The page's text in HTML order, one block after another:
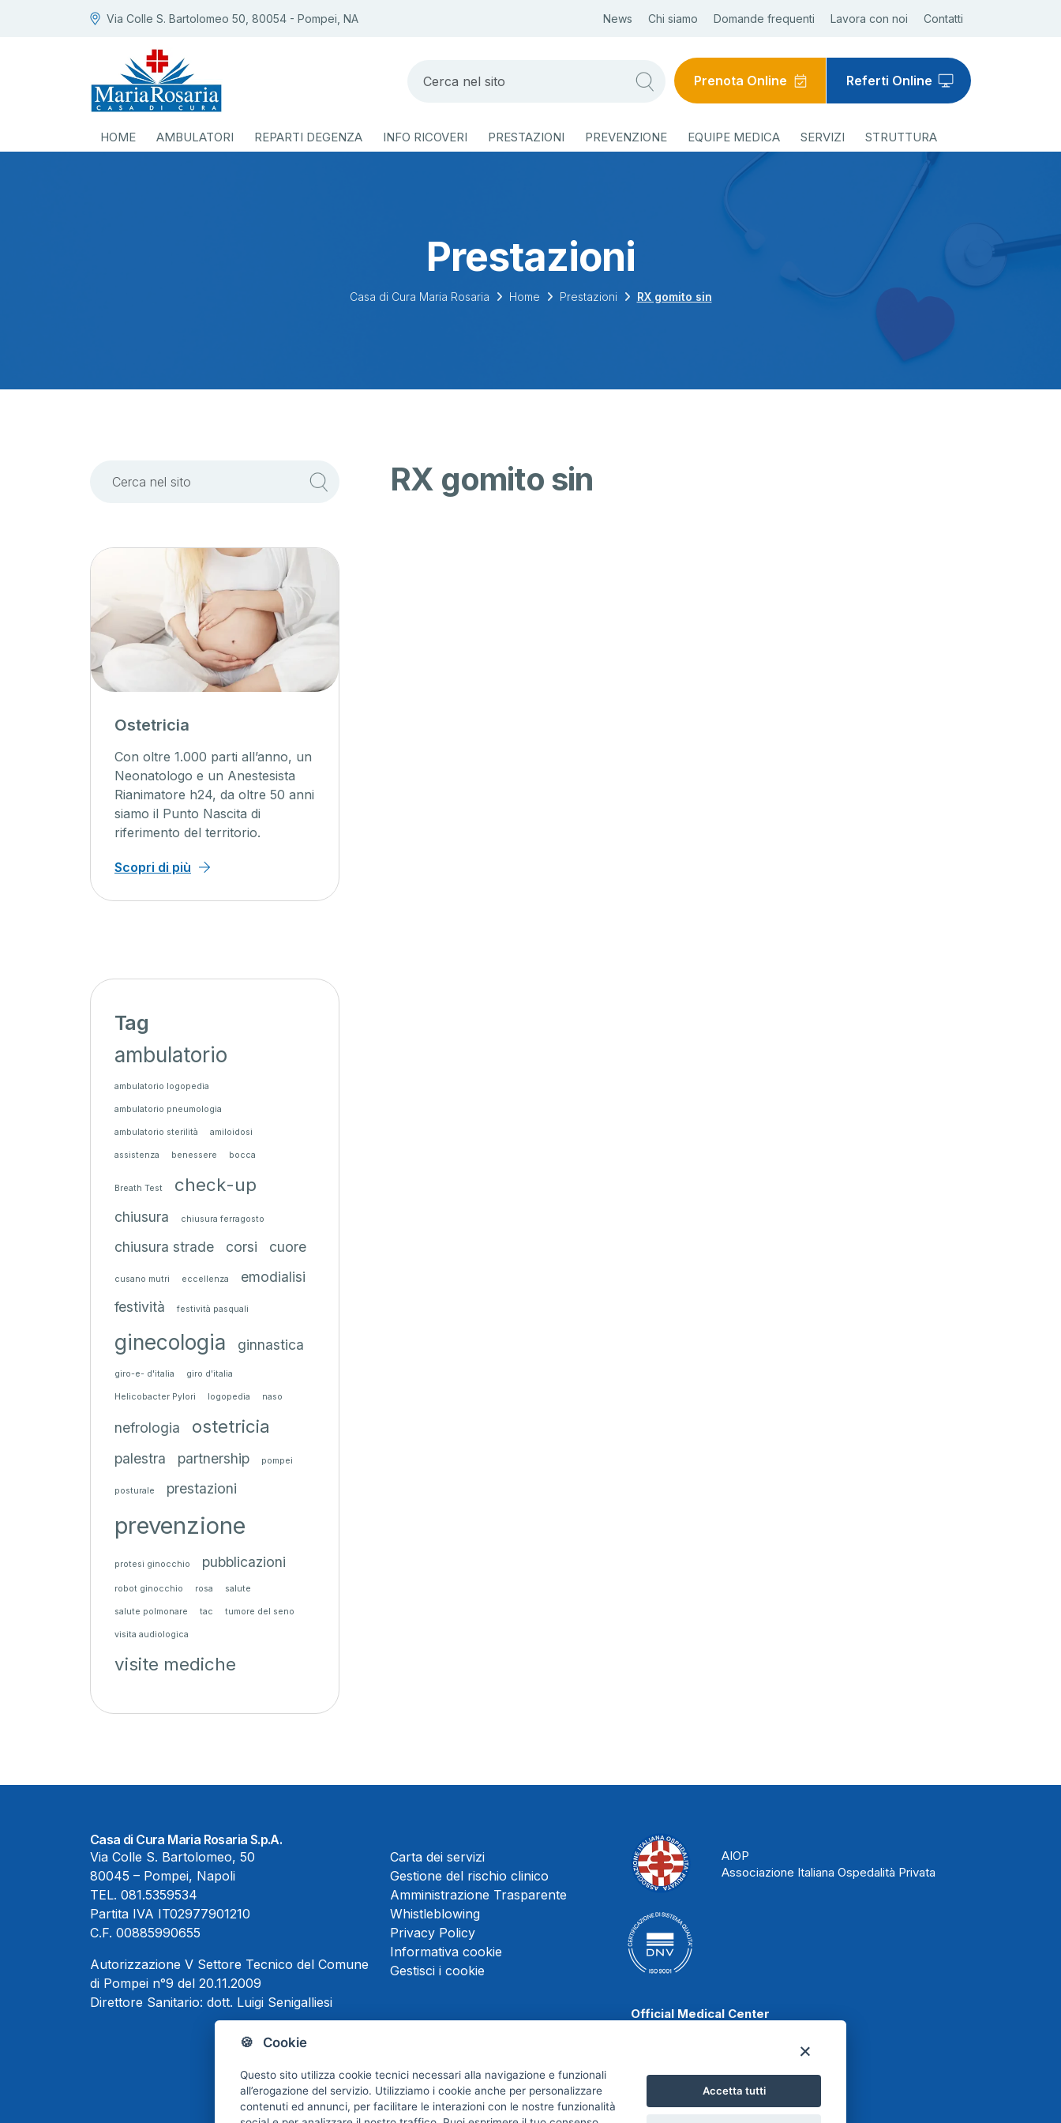
🍪 Cookie
Questo sito utilizza cookie tecnici necessari alla navigazione e funzionali
all’erogazione del servizio. Utilizziamo i cookie anche per personalizzare
contenuti ed annunci, per facilitare le interazioni con le nostre funzionalità
Accetta tutti
Via Colle S. Bartolomeo 50, 80054 - Pompei, NA News Chi siamo Domande frequenti Lavora con noi Contatti
Prenota Online Referti Online
HOME AMBULATORI REPARTI DEGENZA INFO RICOVERI PRESTAZIONI PREVENZIONE EQUIPE MEDICA SERVIZI STRUTTURA
Prestazioni
Casa di Cura Maria Rosaria Home Prestazioni RX gomito sin
RX gomito sin
Ostetricia
Con oltre 1.000 parti all’anno, un
Neonatologo e un Anestesista
Rianimatore h24, da oltre 50 anni
siamo il Punto Nascita di
riferimento del territorio.
Scopri di più
Tag
ambulatorio
ambulatorio logopedia
ambulatorio pneumologia
ambulatorio sterilità amiloidosi
assistenza benessere bocca
Breath Test check-up
chiusura chiusura ferragosto
chiusura strade corsi cuore
cusano mutri eccellenza
emodialisi
festività
festività pasquali
ginecologia ginnastica
giro-e- d'italia giro d'italia
Helicobacter Pylori logopedia naso
nefrologia ostetricia
palestra partnership pompei
posturale prestazioni
prevenzione
protesi ginocchio pubblicazioni
robot ginocchio rosa salute
salute polmonare tac tumore del seno
visita audiologica
visite mediche
Casa di Cura Maria Rosaria S.p.A.
Via Colle S. Bartolomeo, 50
80045 – Pompei, Napoli
TEL. 081.5359534
Partita IVA IT02977901210
C.F. 00885990655
Autorizzazione V Settore Tecnico del Comune
di Pompei n°9 del 20.11.2009
Direttore Sanitario: dott. Luigi Senigalliesi
Carta dei servizi
Gestione del rischio clinico
Amministrazione Trasparente
Whistleblowing
Privacy Policy
Informativa cookie
Gestisci i cookie
AIOP
Associazione Italiana Ospedalità Privata
Official Medical Center
Scafati Basket